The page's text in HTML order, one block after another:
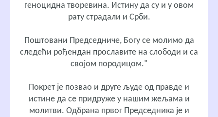
геноцидна творевина. Истину да су и у овом
рату страдали и Срби.
Поштовани Председниче, Богу се молимо да
следећи рођендан прославите на слободи и са
својом породицом."
Покрет је позвао и друге људе од правде и
истине да се придруже у нашим жељама и
молитви. Одбрана првог Председника је и